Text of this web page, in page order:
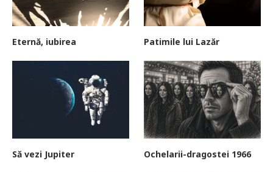
Eternă, iubirea Patimile lui Lazăr
Să vezi Jupiter Ochelarii-dragostei 1966